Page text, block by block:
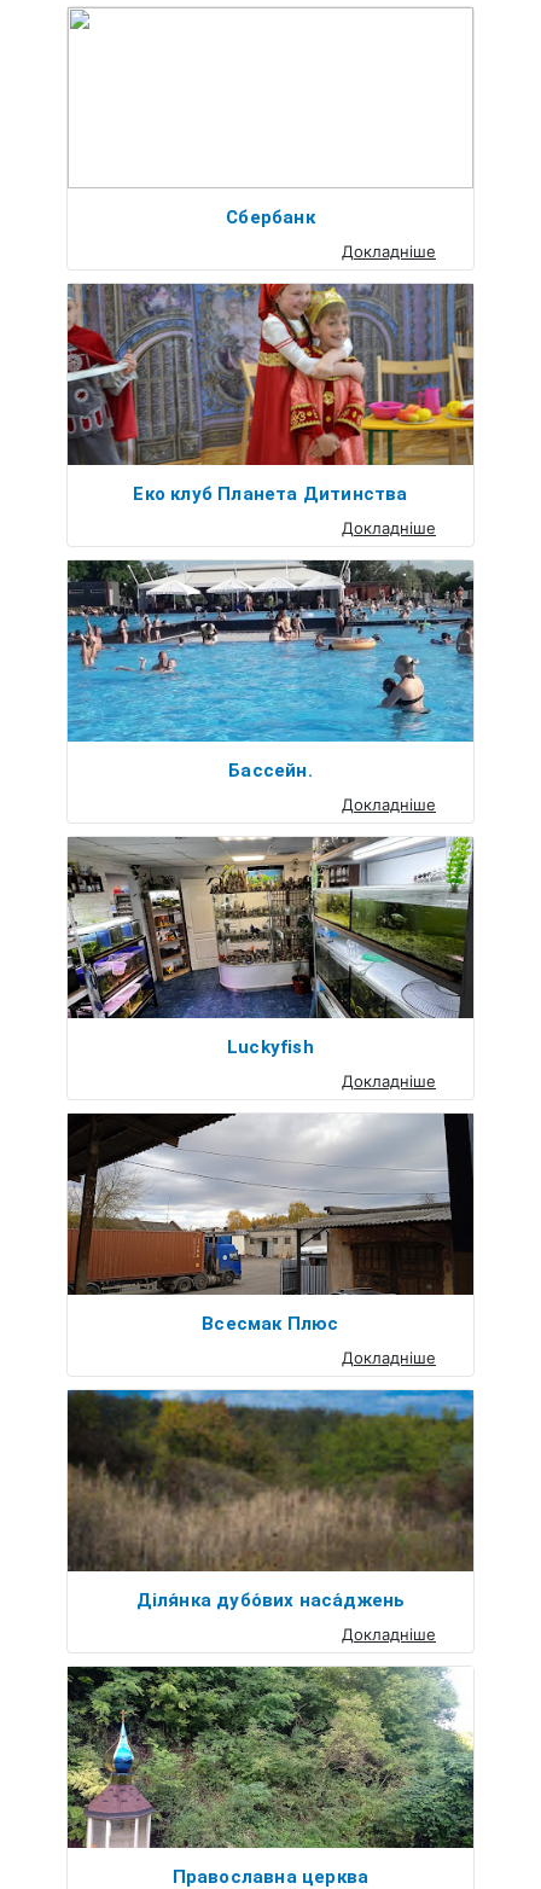
Сбербанк
Докладніше
Еко клуб Планета Дитинства
Докладніше
Бассейн.
Докладніше
Luckyfish
Докладніше
Всесмак Плюс
Докладніше
Діля́нка дубо́вих наса́джень
Докладніше
Православна церква